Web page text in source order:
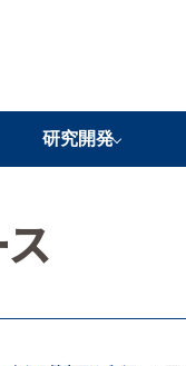
研究開発
認証取得
機関ネットワーク